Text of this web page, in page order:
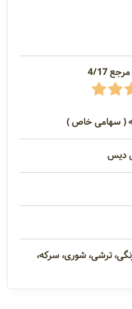
4/17
( سهامی خاص )
دیس
ترشی، شوری، سرکه،